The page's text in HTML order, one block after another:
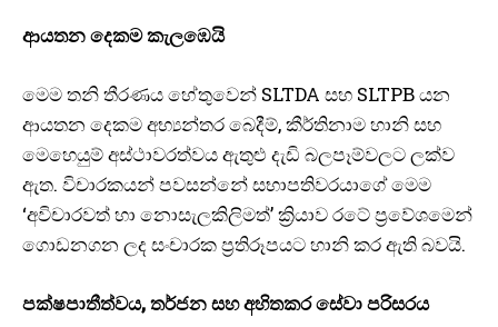
ආයතන දෙකම කැලඹෙයි
මෙම තනි තීරණය හේතුවෙන් SLTDA සහ SLTPB යන
ආයතන දෙකම අභ්‍යන්තර බෙදීම්, කීර්තිනාම හානි සහ
මෙහෙයුම් අස්ථාවරත්වය ඇතුළු දැඩි බලපෑම්වලට ලක්ව
ඇත. විචාරකයන් පවසන්නේ සභාපතිවරයාගේ මෙම
‘අවිචාරවත් හා නොසැලකිලිමත්’ ක්‍රියාව රටේ ප්‍රවේශමෙන්
ගොඩනගන ලද සංචාරක ප්‍රතිරූපයට හානි කර ඇති බවයි.
පක්ෂපාතීත්වය, තර්ජන සහ අහිතකර සේවා පරිසරය